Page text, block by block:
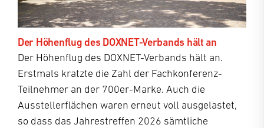
Der Höhenflug des DOXNET-Verbands hält an
Der Höhenflug des DOXNET-Verbands hält an.
Erstmals kratzte die Zahl der Fachkonferenz-
Teilnehmer an der 700er-Marke. Auch die
Ausstellerflächen waren erneut voll ausgelastet,
so dass das Jahrestreffen 2026 sämtliche